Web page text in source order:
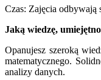
Czas: Zajęcia odbywają
Jaką wiedzę,
Opanujesz szeroką
matematycznego.
analizy danych.